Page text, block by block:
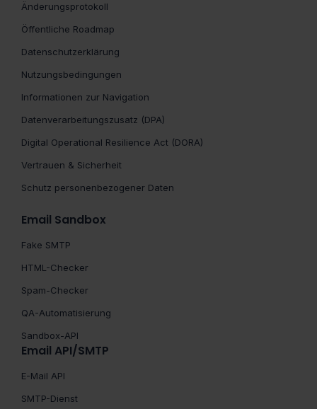
Änderungsprotokoll
Öffentliche Roadmap
Datenschutzerklärung
Nutzungsbedingungen
Informationen zur Navigation
Datenverarbeitungszusatz (DPA)
Digital Operational Resilience Act (DORA)
Vertrauen & Sicherheit
Schutz personenbezogener Daten
Email Sandbox
Fake SMTP
HTML-Checker
Spam-Checker
QA-Automatisierung
Sandbox-API
Email API/SMTP
E-Mail API
SMTP-Dienst